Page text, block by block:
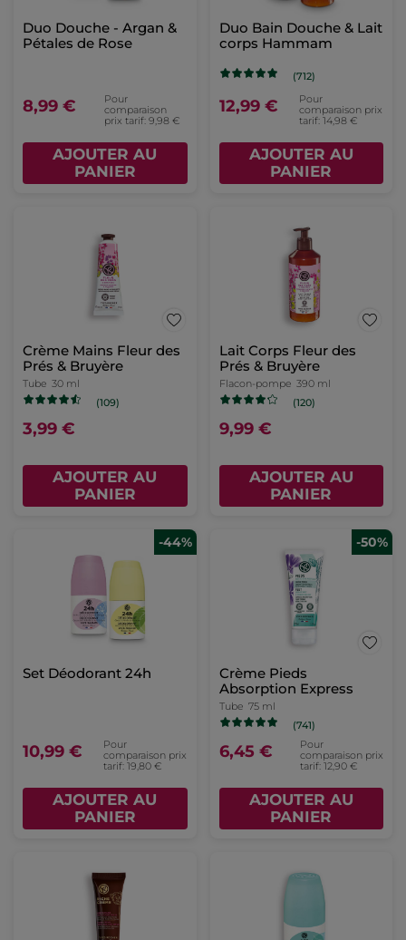
Duo Douche - Argan &
Pétales de Rose
8,99 €
Pour
comparaison
prix tarif: 9,98 €
AJOUTER AU
PANIER
Duo Bain Douche & Lait
corps Hammam
(712)
12,99 €
Pour
comparaison prix
tarif: 14,98 €
AJOUTER AU
PANIER
Crème Mains Fleur des
Prés & Bruyère
Tube 30 ml
(109)
3,99 €
AJOUTER AU
PANIER
Lait Corps Fleur des
Prés & Bruyère
Flacon-pompe 390 ml
(120)
9,99 €
AJOUTER AU
PANIER
-44%
Set Déodorant 24h
10,99 €
Pour
comparaison prix
tarif: 19,80 €
AJOUTER AU
PANIER
-50%
Crème Pieds
Absorption Express
Tube 75 ml
(741)
6,45 €
Pour
comparaison prix
tarif: 12,90 €
AJOUTER AU
PANIER